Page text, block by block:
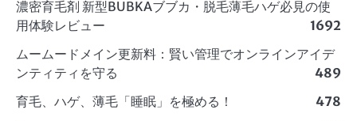
濃密育毛剤 新型BUBKAブブカ・脱毛薄毛ハゲ必見の使
用体験レビュー
1692
ムームードメイン更新料：賢い管理でオンラインアイデ
ンティティを守る
489
育毛、ハゲ、薄毛「睡眠」を極める！
478